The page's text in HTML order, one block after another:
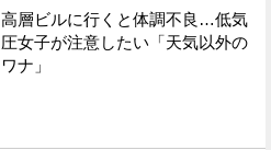
高層ビルに行くと体調不良…低気
圧女子が注意したい「天気以外の
ワナ」